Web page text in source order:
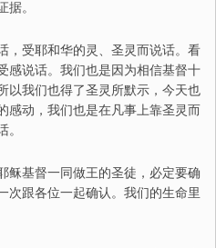
据。
，受耶和华的灵、圣灵而说话。看
感说话。我们也是因为相信基督十
以我们也得了圣灵所默示，今天也
感动，我们也是在凡事上靠圣灵而
。
稣基督一同做王的圣徒，必定要确
次跟各位一起确认。我们的生命里